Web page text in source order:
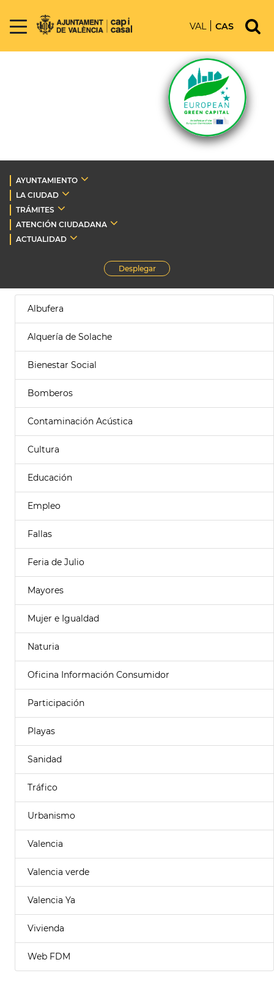
VAL CAS
AYUNTAMIENTO
LA CIUDAD
TRÁMITES
ATENCIÓN CIUDADANA
ACTUALIDAD
Desplegar
Albufera
Alquería de Solache
Bienestar Social
Bomberos
Contaminación Acústica
Cultura
Educación
Empleo
Fallas
Feria de Julio
Mayores
Mujer e Igualdad
Naturia
Oficina Información Consumidor
Participación
Playas
Sanidad
Tráfico
Urbanismo
Valencia
Valencia verde
Valencia Ya
Vivienda
Web FDM